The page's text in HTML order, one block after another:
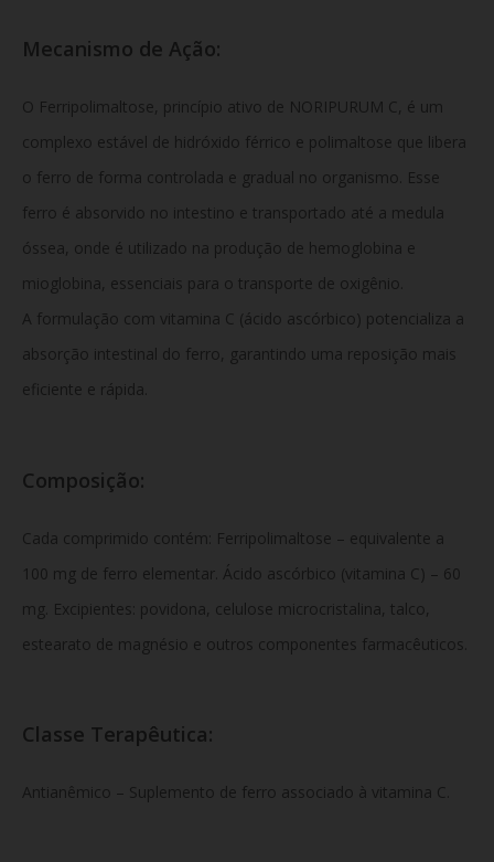
Mecanismo de Ação:
O Ferripolimaltose, princípio ativo de NORIPURUM C, é um
complexo estável de hidróxido férrico e polimaltose que libera
o ferro de forma controlada e gradual no organismo. Esse
ferro é absorvido no intestino e transportado até a medula
óssea, onde é utilizado na produção de hemoglobina e
mioglobina, essenciais para o transporte de oxigênio.
A formulação com vitamina C (ácido ascórbico) potencializa a
absorção intestinal do ferro, garantindo uma reposição mais
eficiente e rápida.
Composição:
Cada comprimido contém: Ferripolimaltose – equivalente a
100 mg de ferro elementar. Ácido ascórbico (vitamina C) – 60
mg. Excipientes: povidona, celulose microcristalina, talco,
estearato de magnésio e outros componentes farmacêuticos.
Classe Terapêutica:
Antianêmico – Suplemento de ferro associado à vitamina C.